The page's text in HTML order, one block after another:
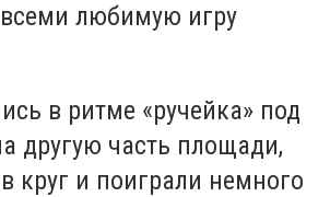
любимую игру
в ритме «ручейка» под
другую часть площади,
круг и поиграли немного